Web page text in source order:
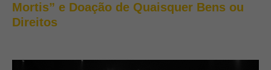
Mortis” e Doação de Quaisquer Bens ou
Direitos